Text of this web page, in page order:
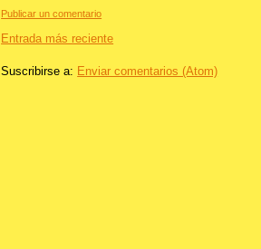
Publicar un comentario
Entrada más reciente
Suscribirse a: Enviar comentarios (Atom)